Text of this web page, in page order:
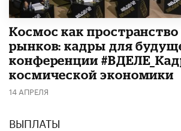
Космос как
рынков: кадры для
конференции
космической экономики
14 АПРЕЛЯ
ВЫПЛАТЫ